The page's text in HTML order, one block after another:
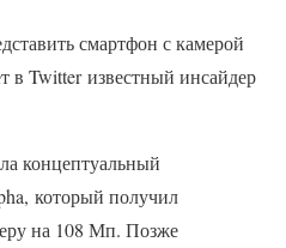
смартфон с камерой
в Twitter известный инсайдер
концептуальный
который получил
на 108 Мп. Позже